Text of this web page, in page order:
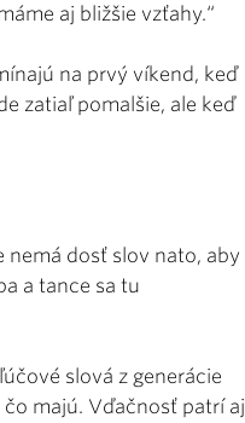
aj bližšie vzťahy.“
na prvý víkend, keď
zatiaľ pomalšie, ale keď
nemá dosť slov nato, aby
a tance sa tu
slová z generácie
majú. Vďačnosť patrí aj